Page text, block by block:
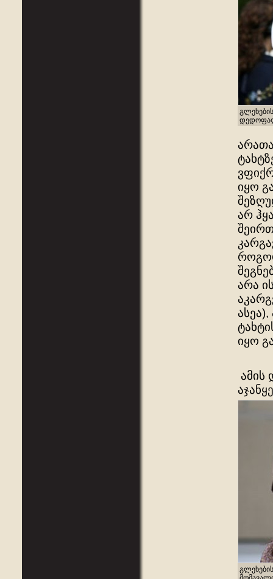
იყო
არ
არა
იყო
ამის